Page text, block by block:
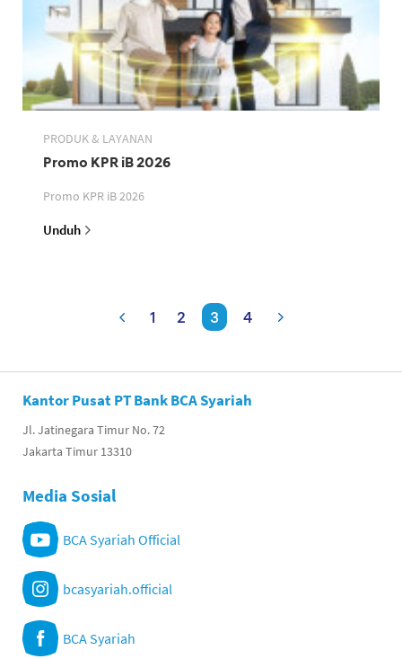
PRODUK & LAYANAN
Promo KPR iB 2026
Promo KPR iB 2026
Unduh
1 2 3 4
Kantor Pusat PT Bank BCA Syariah
Jl. Jatinegara Timur No. 72
Jakarta Timur 13310
Media Sosial
BCA Syariah Official
bcasyariah.official
BCA Syariah